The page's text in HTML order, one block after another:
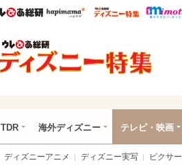
ウレぴあ総研ハピママ*
ウレぴ
TDR 海外ディズニー テレビ・映画
ディズニーアニメ ディズニー実写 ピクサー